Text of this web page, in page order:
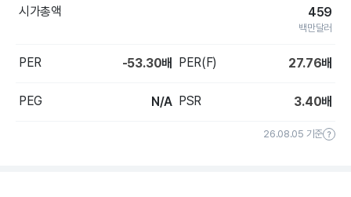
시가총액 459
백만달러
PER -53.30배 PER(F) 27.76배
PEG N/A PSR 3.40배
26.08.05 기준